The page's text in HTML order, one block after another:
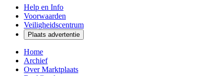
Help en Info
Voorwaarden
Veiligheidscentrum
Plaats advertentie
Home
Archief
Over Marktplaats